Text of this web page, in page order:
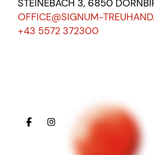
STEINEBACH 3, 6850
OFFICE@SIGNUM-
+43 5572 372300